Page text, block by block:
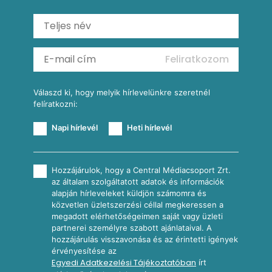
Ratatouille
Almás-kéksajtos kukoricasaláta
Köretek
Reggeli receptek
Feliratkozom
Válaszd ki, hogy melyik hírlevelünkre szeretnél
felíratkozni:
Napi hírlevél Heti hírlevél
Hozzájárulok, hogy a Central Médiacsoport Zrt.
az általam szolgáltatott adatok és információk
alapján hírleveleket küldjön számomra és
közvetlen üzletszerzési céllal megkeressen a
megadott elérhetőségeimen saját vagy üzleti
partnerei személyre szabott ajánlataival. A
hozzájárulás visszavonása és az érintetti igények
érvényesítése az
Egyedi Adatkezelési Tájékoztatóban írt